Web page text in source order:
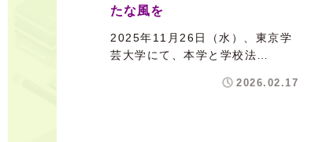
たな風を
2025年11月26日（水）、東京学
芸大学にて、本学と学校法…
2026.02.17